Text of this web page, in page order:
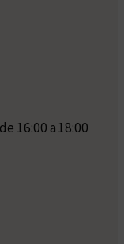
16:00 a 18:00